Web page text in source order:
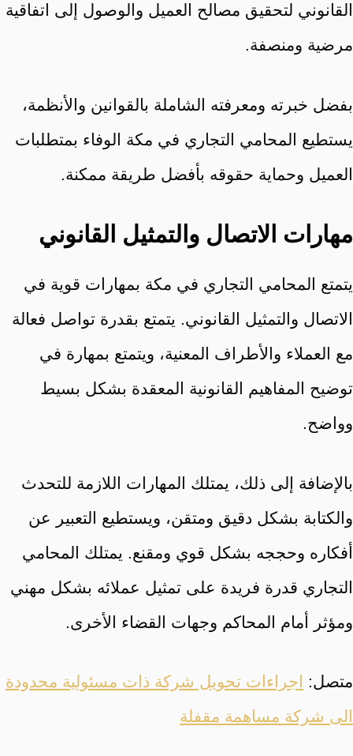
القانوني لتحقيق مصالح العميل والوصول إلى اتفاقية
مرضية ومنصفة.
بفضل خبرته ومعرفته الشاملة بالقوانين والأنظمة،
يستطيع المحامي التجاري في مكة الوفاء بمتطلبات
العميل وحماية حقوقه بأفضل طريقة ممكنة.
مهارات الاتصال والتمثيل القانوني
يتمتع المحامي التجاري في مكة بمهارات قوية في
الاتصال والتمثيل القانوني. يتمتع بقدرة تواصل فعالة
مع العملاء والأطراف المعنية، ويتمتع بمهارة في
توضيح المفاهيم القانونية المعقدة بشكل بسيط
وواضح.
بالإضافة إلى ذلك، يمتلك المهارات اللازمة للتحدث
والكتابة بشكل دقيق ومتقن، ويستطيع التعبير عن
أفكاره وحججه بشكل قوي ومقنع. يمتلك المحامي
التجاري قدرة فريدة على تمثيل عملائه بشكل مهني
ومؤثر أمام المحاكم وجهات القضاء الأخرى.
متصل:
اجراءات تحويل شركة ذات مسئولية محدودة
الى شركة مساهمة مقفلة